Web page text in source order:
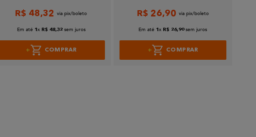
R$ 48,32
Em até 1 x R$ 48,32 sem juros
COMPRAR
R$ 26,90
Em até 1x R$ 26,90 sem juros
COMPRAR